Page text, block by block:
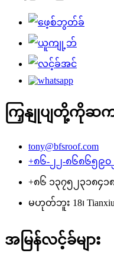
ကြှနျုပျတို့ကိုဆက
tony@bfsroof.com
+၈၆-၂၂-၈၆၈၆၅၉၀
+၈၆ ၁၃၇၅၂၃၁၈၄၁
မဟုတ်ဘူး 18၊ Tianxiu
အမြန်လင့်ခ်များ